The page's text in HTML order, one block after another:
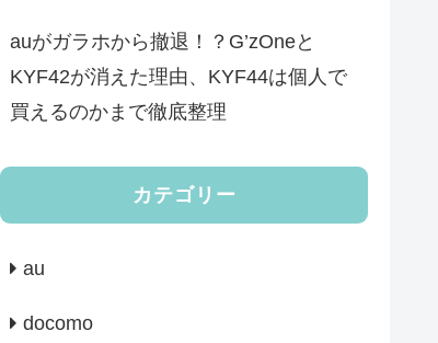
auがガラホから撤退！？G’zOneと
KYF42が消えた理由、KYF44は個人で
買えるのかまで徹底整理
カテゴリー
au
docomo